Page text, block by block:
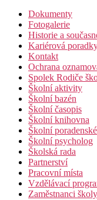
Dokumenty
Fotogalerie
Historie a
Kariérová
Kontakt
Ochrana
Spolek Rodiče
Školní aktivity
Školní bazén
Školní časopis
Školní knihovna
Školní
Školní psycholog
Školská rada
Partnerství
Pracovní místa
Vzdělávací
Zaměstnanci školy